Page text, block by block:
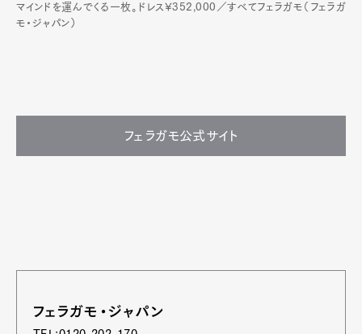
マインドを運んでくる一枚。ドレス¥352,000／すべてフェラガモ（フェラガ
モ・ジャパン）
フェラガモ公式サイト
フェラガモ・ジャパン